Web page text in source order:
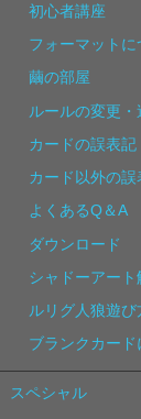
初心者講座
フォーマットに
繭の部屋
ルールの変更・
カードの誤表記
カード以外の誤
よくあるQ＆A
ダウンロード
シャドーアート
ルリグ人狼遊び
ブランクカード
スペシャル